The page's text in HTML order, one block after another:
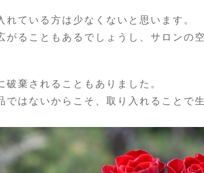
ている方は少なくないと思います。
がることもあるでしょうし、サロンの
棄されることもありました。
はないからこそ、取り入れることで